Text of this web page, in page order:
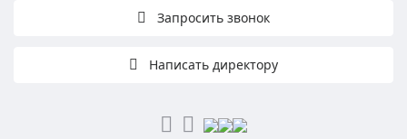
Запросить звонок
Написать директору